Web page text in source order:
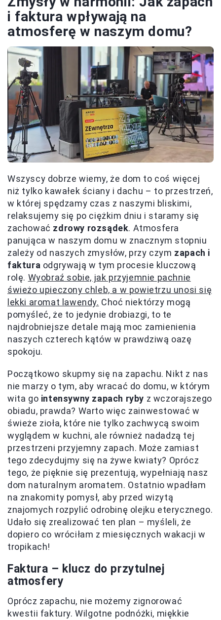
i faktura wpływają na
atmosferę w naszym domu?
Wszyscy dobrze wiemy, że dom to coś więcej
niż tylko kawałek ściany i dachu – to przestrzeń,
w której spędzamy czas z naszymi bliskimi,
relaksujemy się po ciężkim dniu i staramy się
zachować zdrowy rozsądek. Atmosfera
panująca w naszym domu w znacznym stopniu
zależy od naszych zmysłów, przy czym zapach i
faktura odgrywają w tym procesie kluczową
rolę. Wyobraź sobie, jak przyjemnie pachnie
świeżo upieczony chleb, a w powietrzu unosi się
lekki aromat lawendy. Choć niektórzy mogą
pomyśleć, że to jedynie drobiazgi, to te
najdrobniejsze detale mają moc zamienienia
naszych czterech kątów w prawdziwą oazę
spokoju.
Początkowo skupmy się na zapachu. Nikt z nas
nie marzy o tym, aby wracać do domu, w którym
wita go intensywny zapach ryby z wczorajszego
obiadu, prawda? Warto więc zainwestować w
świeże zioła, które nie tylko zachwycą swoim
wyglądem w kuchni, ale również nadadzą tej
przestrzeni przyjemny zapach. Może zamiast
tego zdecydujmy się na żywe kwiaty? Oprócz
tego, że pięknie się prezentują, wypełniają nasz
dom naturalnym aromatem. Ostatnio wpadłam
na znakomity pomysł, aby przed wizytą
znajomych rozpylić odrobinę olejku eterycznego.
Udało się zrealizować ten plan – myśleli, że
dopiero co wróciłam z miesięcznych wakacji w
tropikach!
Faktura – klucz do przytulnej
atmosfery
Oprócz zapachu, nie możemy zignorować
kwestii faktury. Wilgotne podnóżki, miękkie